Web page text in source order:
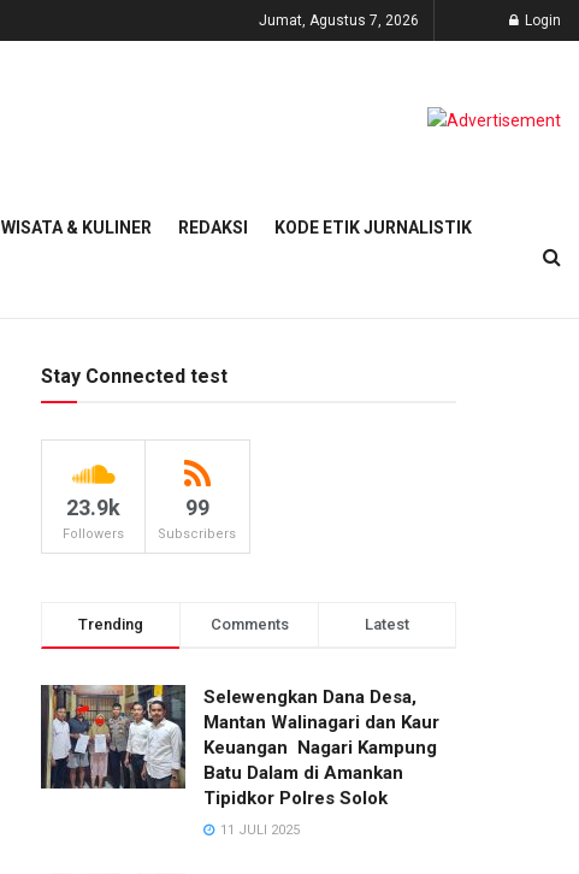
Jumat, Agustus 7, 2026 Login
WISATA & KULINER REDAKSI KODE ETIK JURNALISTIK
Stay Connected test
23.9k
Followers
99
Subscribers
Trending Comments Latest
Selewengkan Dana Desa,
Mantan Walinagari dan Kaur
Keuangan Nagari Kampung
Batu Dalam di Amankan
Tipidkor Polres Solok
11 JULI 2025